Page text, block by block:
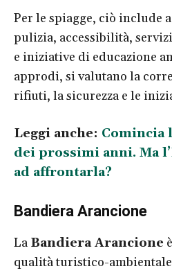
Per le spiagge, ciò include
pulizia, accessibilità,
e iniziative di educazione
approdi, si valutano la
rifiuti, la sicurezza e le
Leggi anche: Comincia
dei prossimi anni. Ma
ad affrontarla?
Bandiera Arancione
La Bandiera Arancione
qualità turistico-ambientale